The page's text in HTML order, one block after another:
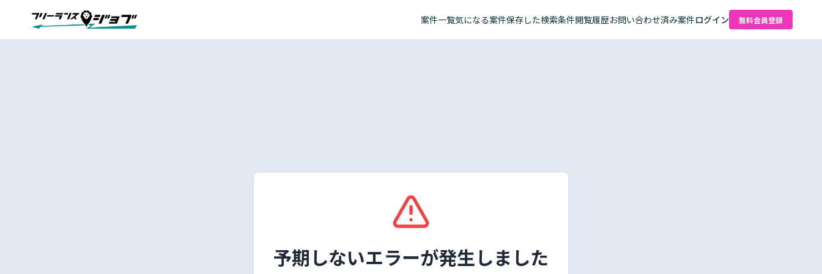
案件一覧気になる案件保存した検索条件閲覧履歴お問い合わせ済み案件ログイン 無料会員登録
予期しないエラーが発生しました